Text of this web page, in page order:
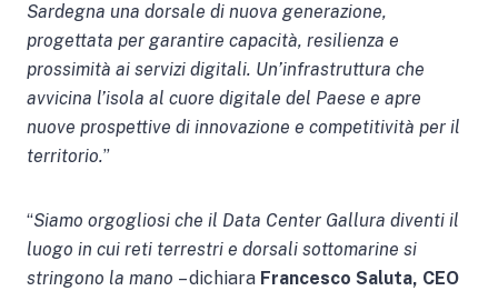
Sardegna una dorsale di nuova generazione,
progettata per garantire capacità, resilienza e
prossimità ai servizi digitali. Un’infrastruttura che
avvicina l’isola al cuore digitale del Paese e apre
nuove prospettive di innovazione e competitività per il
territorio.”
“Siamo orgogliosi che il Data Center Gallura diventi il
luogo in cui reti terrestri e dorsali sottomarine si
stringono la mano – dichiara Francesco Saluta, CEO